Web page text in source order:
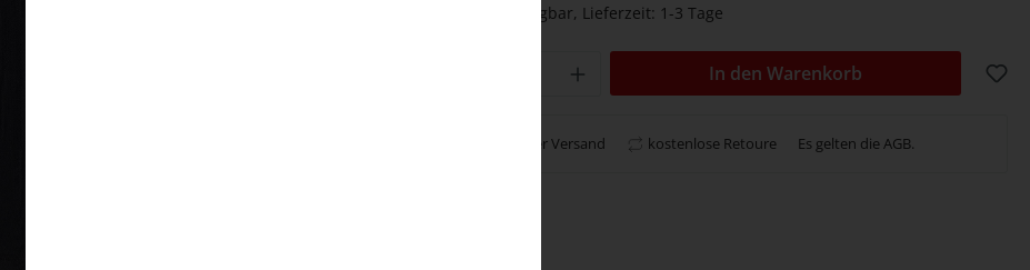
Sofort verfügbar, Lieferzeit: 1-3 Tage
In den Warenkorb
kostenloser Versand kostenlose Retoure Es gelten dieAGB.